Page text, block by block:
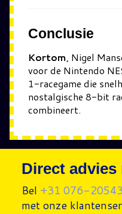
Conclusie
Kortom , Nigel
voor de Nintendo
1-racegame die
nostalgische 8-bit
combineert.
Direct
Bel +31 076-
met onze